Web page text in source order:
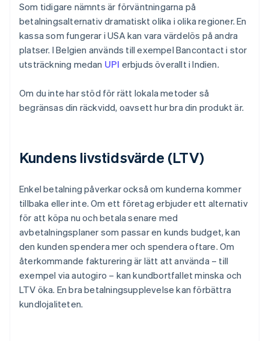
Som tidigare nämnts är förväntningarna på
betalningsalternativ dramatiskt olika i olika regioner. En
kassa som fungerar i USA kan vara värdelös på andra
platser. I Belgien används till exempel Bancontact i stor
utsträckning medan UPI erbjuds överallt i Indien.
Om du inte har stöd för rätt lokala metoder så
begränsas din räckvidd, oavsett hur bra din produkt är.
Kundens livstidsvärde (LTV)
Enkel betalning påverkar också om kunderna kommer
tillbaka eller inte. Om ett företag erbjuder ett alternativ
för att köpa nu och betala senare med
avbetalningsplaner som passar en kunds budget, kan
den kunden spendera mer och spendera oftare. Om
återkommande fakturering är lätt att använda – till
exempel via autogiro – kan kundbortfallet minska och
LTV öka. En bra betalningsupplevelse kan förbättra
kundlojaliteten.